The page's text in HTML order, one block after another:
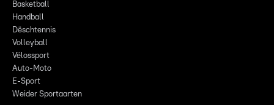
Basketball
Handball
Dëschtennis
Volleyball
Vëlossport
Auto-Moto
E-Sport
Weider Sportaarten